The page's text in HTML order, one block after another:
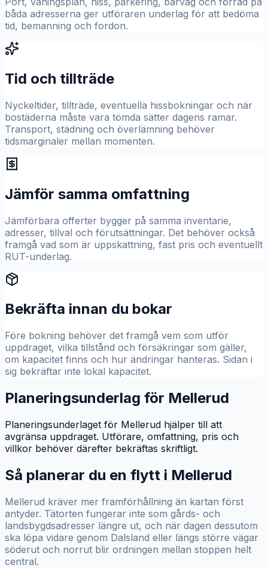
båda adresserna ger utföraren underlag för att bedöma
tid, bemanning och fordon.
Tid och tillträde
Nyckeltider, tillträde, eventuella hissbokningar och när
bostäderna måste vara tömda sätter dagens ramar.
Transport, städning och överlämning behöver
tidsmarginaler mellan momenten.
Jämför samma omfattning
Jämförbara offerter bygger på samma inventarie,
adresser, tillval och förutsättningar. Det behöver också
framgå vad som är uppskattning, fast pris och eventuellt
RUT-underlag.
Bekräfta innan du bokar
Före bokning behöver det framgå vem som utför
uppdraget, vilka tillstånd och försäkringar som gäller,
om kapacitet finns och hur ändringar hanteras. Sidan i
sig bekräftar inte lokal kapacitet.
Planeringsunderlag för Mellerud
Planeringsunderlaget för Mellerud hjälper till att
avgränsa uppdraget. Utförare, omfattning, pris och
villkor behöver därefter bekräftas skriftligt.
Så planerar du en flytt i Mellerud
Mellerud kräver mer framförhållning än kartan först
antyder. Tätorten fungerar inte som gårds- och
landsbygdsadresser längre ut, och när dagen dessutom
ska löpa vidare genom Dalsland eller längs större vägar
söderut och norrut blir ordningen mellan stoppen helt
central.